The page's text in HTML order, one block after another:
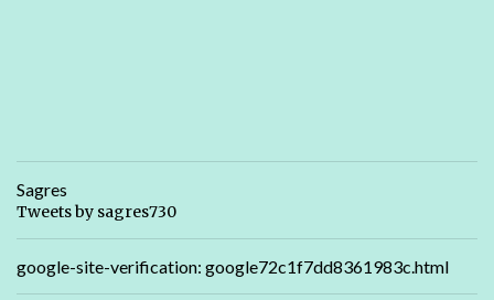
Sagres
Tweets by sagres730
google-site-verification: google72c1f7dd8361983c.html